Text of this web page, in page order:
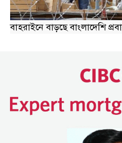
বাহরাইনে বাড়ছে বাংলাদেশি